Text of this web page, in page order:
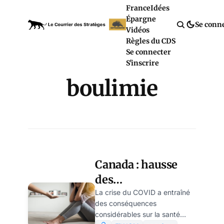
FranceIdées
Épargne
Vidéos
Règles du CDS
Se connecter
S'inscrire
Se
boulimie
Canada : hausse
des
hospitalisations
pour troubles
La crise du COVID a entraîné
des conséquences
considérables sur la santé